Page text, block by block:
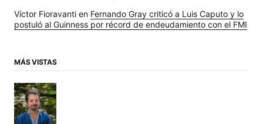
Víctor Fioravanti en Fernando Gray criticó a Luis Caputo y lo
postuló al Guinness por récord de endeudamiento con el FMI
MÁS VISTAS